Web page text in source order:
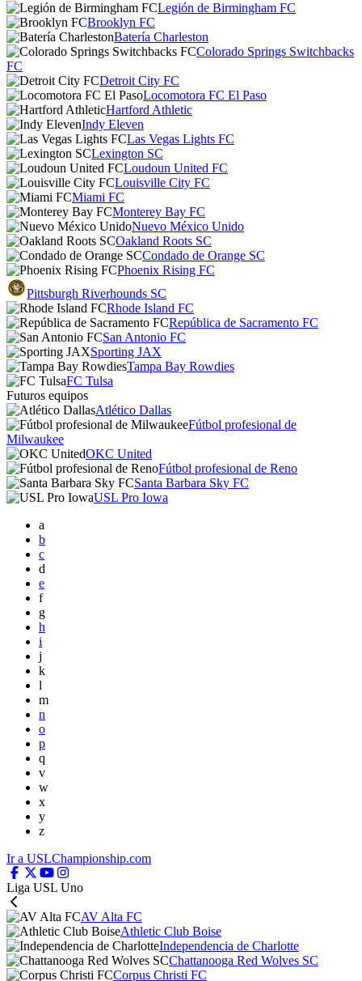
Legión de Birmingham FC
Brooklyn FC
Batería Charleston
Colorado Springs Switchbacks
FC
Detroit City FC
Locomotora FC El Paso
Hartford Athletic
Indy Eleven
Las Vegas Lights FC
Lexington SC
Loudoun United FC
Louisville City FC
Miami FC
Monterey Bay FC
Nuevo México Unido
Oakland Roots SC
Condado de Orange SC
Phoenix Rising FC
Pittsburgh Riverhounds SC
Rhode Island FC
República de Sacramento FC
San Antonio FC
Sporting JAX
Tampa Bay Rowdies
FC Tulsa
Futuros equipos
Atlético Dallas
Fútbol profesional de
Milwaukee
OKC United
Fútbol profesional de Reno
Santa Barbara Sky FC
USL Pro Iowa
a
b
c
d
e
f
g
h
i
j
k
l
m
n
o
p
q
v
w
x
y
z
Ir a USLChampionship.com
Liga USL Uno
AV Alta FC
Athletic Club Boise
Independencia de Charlotte
Chattanooga Red Wolves SC
Corpus Christi FC